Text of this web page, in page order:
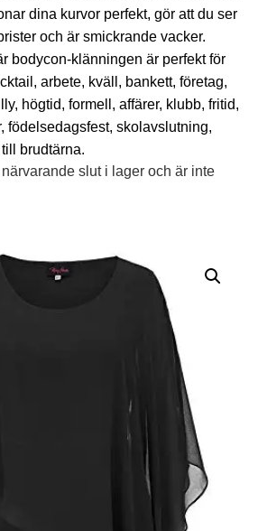
dina kurvor perfekt, gör att du ser
och är smickrande vacker.
bodycon-klänningen är perfekt för
arbete, kväll, bankett, företag,
högtid, formell, affärer, klubb, fritid,
födelsedagsfest, skolavslutning,
brudtärna.
slut i lager och är inte